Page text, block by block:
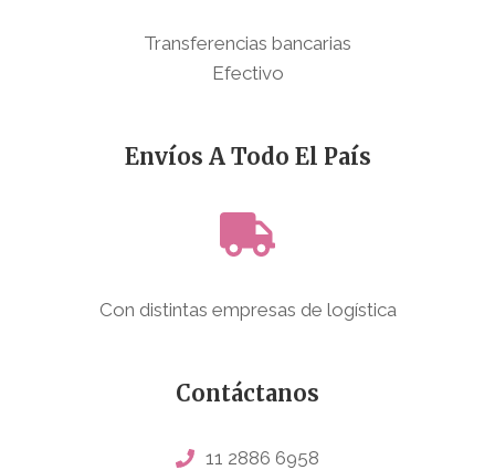
Transferencias bancarias
Efectivo
Envíos A Todo El País
Con distintas empresas de logística
Contáctanos
11 2886 6958